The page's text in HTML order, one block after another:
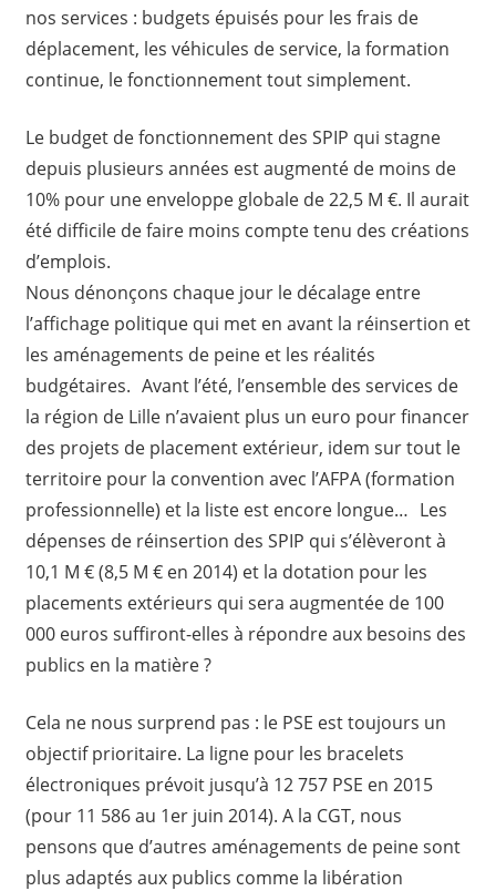
nos services : budgets épuisés pour les frais de
déplacement, les véhicules de service, la formation
continue, le fonctionnement tout simplement.
Le budget de fonctionnement des SPIP qui stagne
depuis plusieurs années est augmenté de moins de
10% pour une enveloppe globale de 22,5 M €. Il aurait
été difficile de faire moins compte tenu des créations
d’emplois.
Nous dénonçons chaque jour le décalage entre
l’affichage politique qui met en avant la réinsertion et
les aménagements de peine et les réalités
budgétaires. Avant l’été, l’ensemble des services de
la région de Lille n’avaient plus un euro pour financer
des projets de placement extérieur, idem sur tout le
territoire pour la convention avec l’AFPA (formation
professionnelle) et la liste est encore longue… Les
dépenses de réinsertion des SPIP qui s’élèveront à
10,1 M € (8,5 M € en 2014) et la dotation pour les
placements extérieurs qui sera augmentée de 100
000 euros suffiront-elles à répondre aux besoins des
publics en la matière ?
Cela ne nous surprend pas : le PSE est toujours un
objectif prioritaire. La ligne pour les bracelets
électroniques prévoit jusqu’à 12 757 PSE en 2015
(pour 11 586 au 1er juin 2014). A la CGT, nous
pensons que d’autres aménagements de peine sont
plus adaptés aux publics comme la libération